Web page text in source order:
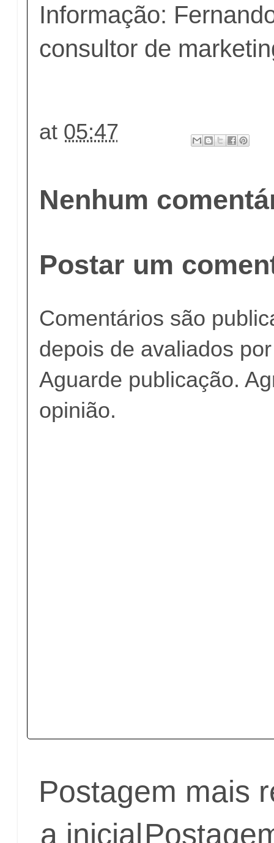
Informação:
consultor de
at 05:47
Nenhum
Postar um
Comentários são
depois de avaliados
Aguarde publicação.
opinião.
Postagem mais
a inicial